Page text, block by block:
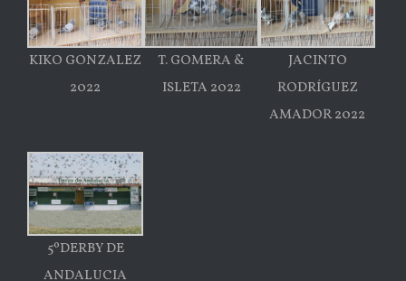
KIKO GONZALEZ
2022
T. GOMERA &
ISLETA 2022
JACINTO
RODRÍGUEZ
AMADOR 2022
5ºDERBY DE
ANDALUCIA